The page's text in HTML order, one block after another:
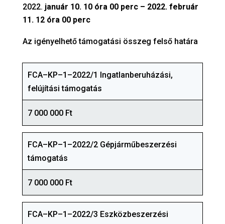
január 10. 10 óra 00 perc – 2022. február
11. 12 óra 00 perc
Az igényelhető támogatási összeg felső határa
FCA–KP–1–2022/1 Ingatlanberuházási,
felújítási támogatás
7 000 000 Ft
FCA–KP–1–2022/2 Gépjárműbeszerzési
támogatás
7 000 000 Ft
FCA–KP–1–2022/3 Eszközbeszerzési